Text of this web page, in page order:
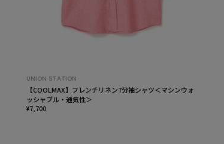
UNION STATION
【COOLMAX】フレンチリネン7分袖シャツ＜マシンウォ
ッシャブル・通気性＞
¥7,700